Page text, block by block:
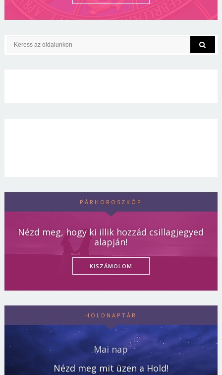
PÁRHOROSZKÓP
Nézd meg, hogy ki illik hozzád csillagjegyed
alapján!
KISZÁMOLOM
HOLDNAPTÁR
Mai nap
Nézd meg mit üzen a Hold!